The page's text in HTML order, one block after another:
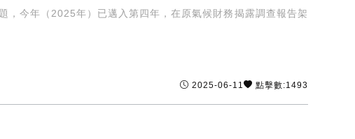
今年（2025年）已邁入第四年，在原氣候財務揭露調查報告架
2025-06-11 點擊數:1493